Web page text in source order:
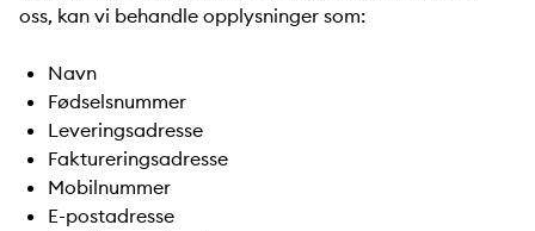
oss, kan vi behandle opplysninger som:
Navn
Fødselsnummer
Leveringsadresse
Faktureringsadresse
Mobilnummer
E-postadresse